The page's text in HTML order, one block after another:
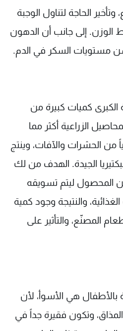
الحاجة لتناول الوجبة
الوزن. إلى جانب أن الدهون
مستويات السكر في الدم.
كميات كبيرة من
الزراعية أكثر مما
من الحشرات والآفات، وينتج
الجيدة. الهدف من لك
المحصول ليتم تسويقه
والنتيجة وجود كمية
المصنّع، والتأثير على
بالأطفال هي الأسوأ، لأن
وتكون فقيرة جداً في